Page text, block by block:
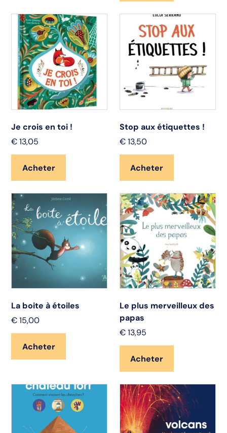
Je crois en toi !
€ 13,05
Acheter
Stop aux étiquettes !
€ 13,50
Acheter
La boite à étoiles
€ 15,00
Acheter
Le plus merveilleux des
papas
€ 13,95
Acheter